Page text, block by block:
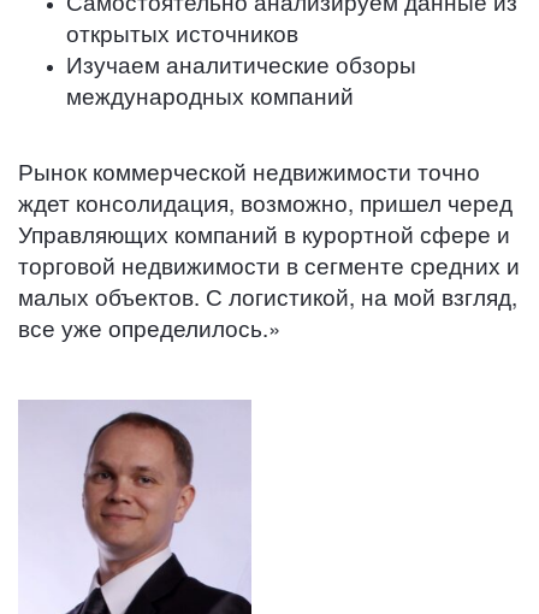
открытых источников
Изучаем аналитические обзоры
международных компаний
Рынок коммерческой недвижимости точно
ждет консолидация, возможно, пришел черед
Управляющих компаний в курортной сфере и
торговой недвижимости в сегменте средних и
малых объектов. С логистикой, на мой взгляд,
все уже определилось.»